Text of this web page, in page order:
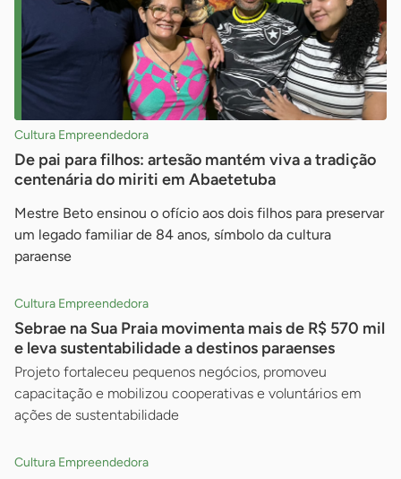
Cultura Empreendedora
De pai para filhos: artesão mantém viva a tradição
centenária do miriti em Abaetetuba
Mestre Beto ensinou o ofício aos dois filhos para preservar
um legado familiar de 84 anos, símbolo da cultura
paraense
Cultura Empreendedora
Sebrae na Sua Praia movimenta mais de R$ 570 mil
e leva sustentabilidade a destinos paraenses
Projeto fortaleceu pequenos negócios, promoveu
capacitação e mobilizou cooperativas e voluntários em
ações de sustentabilidade
Cultura Empreendedora